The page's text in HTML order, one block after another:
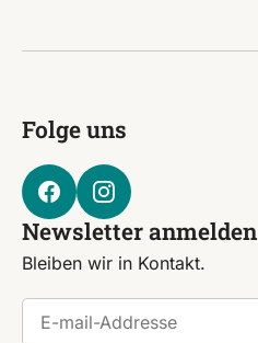
Folge uns
Newsletter anmelden
Bleiben wir in Kontakt.
E-mail-Addresse